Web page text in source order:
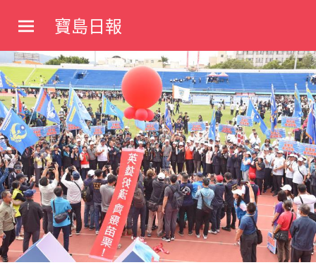
content
寶島日報
島
新
聞
網